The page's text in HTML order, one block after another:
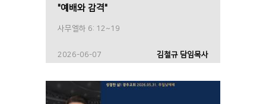
"예배와 감격"
사무엘하 6: 12~19
2026-06-07 김철규 담임목사